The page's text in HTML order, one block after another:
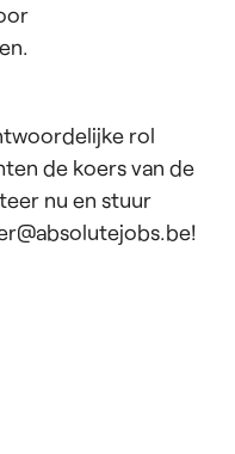
rol
de koers van de
nu en stuur